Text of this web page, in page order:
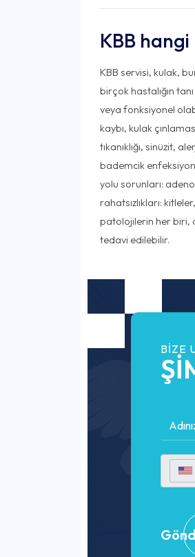
KBB
KBB servisi, kulak,
birçok hastalığın
veya fonksiyonel
kaybı, kulak
tıkanıklığı, sinüzit,
bademcik
yolu sorunları:
rahatsızlıkları:
patolojilerin her biri,
tedavi edilebilir.
BIZE